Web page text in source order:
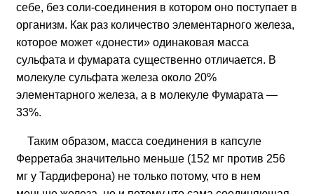
себе, без соли-соединения в котором оно поступает в
организм. Как раз количество элементарного железа,
которое может «донести» одинаковая масса
сульфата и фумарата существенно отличается. В
молекуле сульфата железа около 20%
элементарного железа, а в молекуле Фумарата —
33%.
Таким образом, масса соединения в капсуле
Ферретаба значительно меньше (152 мг против 256
мг у Тардиферона) не только потому, что в нем